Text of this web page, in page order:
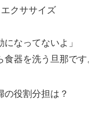
クササイズ
になってないよ」
食器を洗う旦那で
役割分担は？